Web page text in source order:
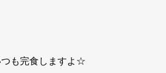
つも完食しますよ☆